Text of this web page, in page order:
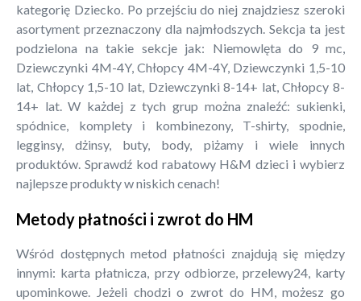
kategorię Dziecko. Po przejściu do niej znajdziesz szeroki
asortyment przeznaczony dla najmłodszych. Sekcja ta jest
podzielona na takie sekcje jak: Niemowlęta do 9 mc,
Dziewczynki 4M-4Y, Chłopcy 4M-4Y, Dziewczynki 1,5-10
lat, Chłopcy 1,5-10 lat, Dziewczynki 8-14+ lat, Chłopcy 8-
14+ lat. W każdej z tych grup można znaleźć: sukienki,
spódnice, komplety i kombinezony, T-shirty, spodnie,
legginsy, dżinsy, buty, body, piżamy i wiele innych
produktów. Sprawdź kod rabatowy H&M dzieci i wybierz
najlepsze produkty w niskich cenach!
Metody płatności i zwrot do HM
Wśród dostępnych metod płatności znajdują się między
innymi: karta płatnicza, przy odbiorze, przelewy24, karty
upominkowe. Jeżeli chodzi o zwrot do HM, możesz go